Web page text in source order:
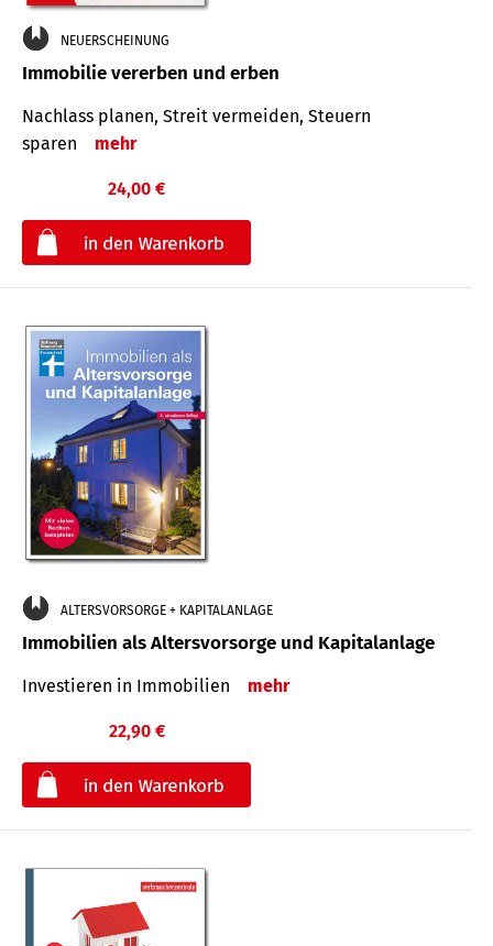
NEUERSCHEINUNG
Immobilie vererben und erben
Nachlass planen, Streit vermeiden, Steuern
sparen
mehr
24,00 €
ALTERSVORSORGE + KAPITALANLAGE
Immobilien als Altersvorsorge und Kapitalanlage
Investieren in Immobilien mehr
22,90 €